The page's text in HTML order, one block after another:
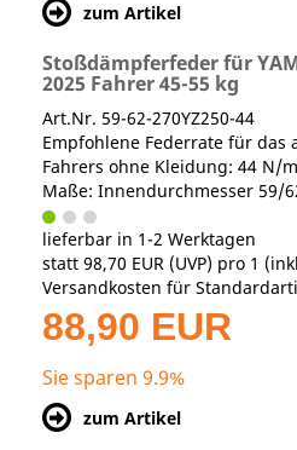
zum Artikel
Stoßdämpferfeder für
2025 Fahrer 45-55 kg
Art.Nr. 59-62-270YZ250-44
Empfohlene Federrate für das
Fahrers ohne Kleidung: 44 N/
Maße: Innendurchmesser 59/
lieferbar in 1-2 Werktagen
statt 98,70 EUR (UVP) pro 1
Versandkosten für
88,90 EUR
Sie sparen 9.9%
zum Artikel